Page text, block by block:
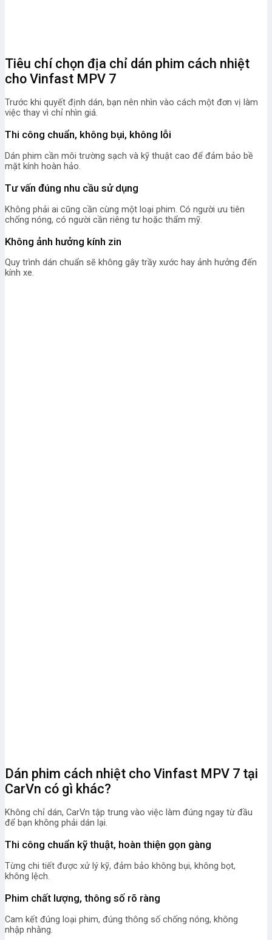
Tiêu chí chọn địa chỉ dán phim cách nhiệt
cho Vinfast MPV 7
Trước khi quyết định dán, bạn nên nhìn vào cách một đơn vị làm
việc thay vì chỉ nhìn giá.
Thi công chuẩn, không bụi, không lỗi
Dán phim cần môi trường sạch và kỹ thuật cao để đảm bảo bề
mặt kính hoàn hảo.
Tư vấn đúng nhu cầu sử dụng
Không phải ai cũng cần cùng một loại phim. Có người ưu tiên
chống nóng, có người cần riêng tư hoặc thẩm mỹ.
Không ảnh hưởng kính zin
Quy trình dán chuẩn sẽ không gây trầy xước hay ảnh hưởng đến
kính xe.
Dán phim cách nhiệt cho Vinfast MPV 7 tại
CarVn có gì khác?
Không chỉ dán, CarVn tập trung vào việc làm đúng ngay từ đầu
để bạn không phải dán lại.
Thi công chuẩn kỹ thuật, hoàn thiện gọn gàng
Từng chi tiết được xử lý kỹ, đảm bảo không bụi, không bọt,
không lệch.
Phim chất lượng, thông số rõ ràng
Cam kết đúng loại phim, đúng thông số chống nóng, không
nhập nhằng.